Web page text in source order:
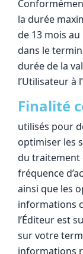
la durée
de 13 mois
dans le
durée de la
l’Utilisateur à
Finalité
utilisés pour
optimiser les
du traitement
fréquence
ainsi que les
informations
l’Éditeur est
sur votre
informations